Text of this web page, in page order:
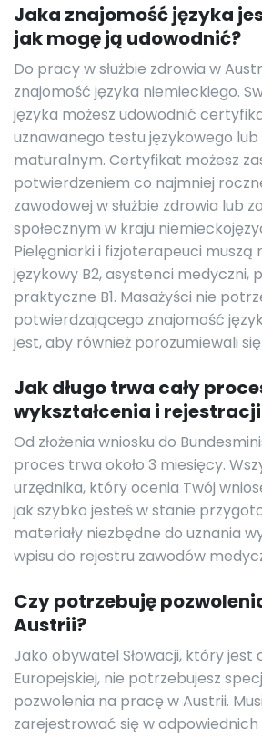
Jaka znajomość języka
jak mogę ją udowodnić?
Do pracy w służbie zdrowia w
znajomość języka niemieckiego.
języka możesz udowodnić
uznawanego testu językowego
maturalnym. Certyfikat możesz
potwierdzeniem co najmniej
zawodowej w służbie zdrowia lub
społecznym w kraju
Pielęgniarki i fizjoterapeuci muszą
językowy B2, asystenci medyczni,
praktyczne B1. Masażyści nie
potwierdzającego znajomość
jest, aby również porozumiewali się
Jak długo trwa cały
wykształcenia i
Od złożenia wniosku do
proces trwa około 3 miesięcy.
urzędnika, który ocenia Twój
jak szybko jesteś w stanie
materiały niezbędne do uznania
wpisu do rejestru zawodów
Czy potrzebuję
Austrii?
Jako obywatel Słowacji, który jest
Europejskiej, nie potrzebujesz
pozwolenia na pracę w Austrii.
zarejestrować się w